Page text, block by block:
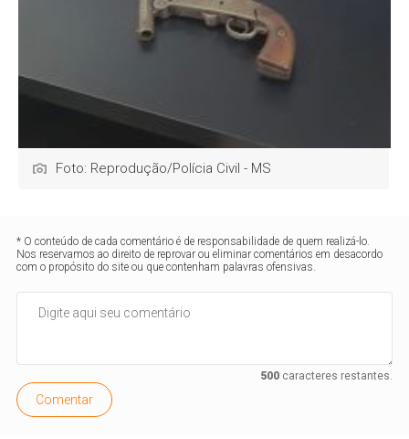
Foto: Reprodução/Polícia Civil - MS
* O conteúdo de cada comentário é de responsabilidade de quem realizá-lo.
Nos reservamos ao direito de reprovar ou eliminar comentários em desacordo
com o propósito do site ou que contenham palavras ofensivas.
500caracteres restantes.
Comentar